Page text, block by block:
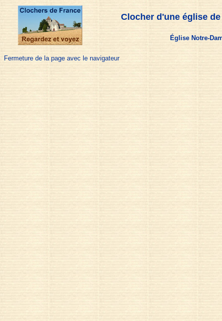
Clocher d'une église
Église Notre-
Fermeture de la page avec le navigateur